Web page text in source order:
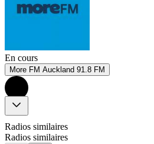
En cours
More FM Auckland 91.8 FM
Radios similaires
Radios similaires